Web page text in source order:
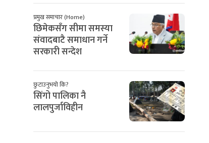
प्रमुख समाचार (Home)
छिमेकसँग सीमा समस्या
संवादबाटै समाधान गर्ने
सरकारी सन्देश
छुटाउनुभयो कि?
सिंगो पालिका नै
लालपुर्जाविहीन